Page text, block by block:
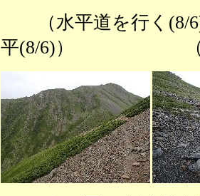
（水平道を
平(8/6)） （大聖